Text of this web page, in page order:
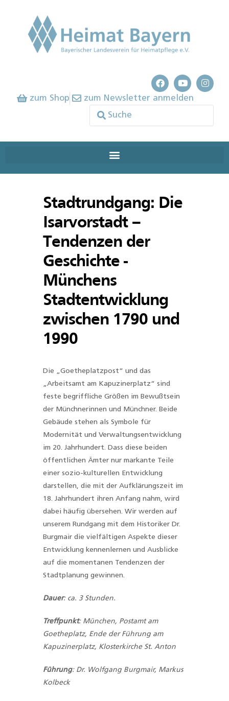
zum Shop zum Newsletter anmelden
Stadtrundgang: Die
Isarvorstadt –
Tendenzen der
Geschichte -
Münchens
Stadtentwicklung
zwischen 1790 und
1990
Die „Goetheplatzpost“ und das
„Arbeitsamt am Kapuzinerplatz“ sind
feste begriffliche Größen im Bewußtsein
der Münchnerinnen und Münchner. Beide
Gebäude stehen als Symbole für
Modernität und Verwaltungsentwicklung
im 20. Jahrhundert. Dass diese beiden
öffentlichen Ämter nur markante Teile
einer sozio-kulturellen Entwicklung
darstellen, die mit der Aufklärungszeit im
18. Jahrhundert ihren Anfang nahm, wird
dabei häufig übersehen. Wir werden auf
unserem Rundgang mit dem Historiker Dr.
Burgmair die vielfältigen Aspekte dieser
Entwicklung kennenlernen und Ausblicke
auf die momentanen Tendenzen der
Stadtplanung gewinnen.
Dauer: ca. 3 Stunden.
Treffpunkt: München, Postamt am
Goetheplatz, Ende der Führung am
Kapuzinerplatz, Klosterkirche St. Anton
Führung: Dr. Wolfgang Burgmair, Markus
Kolbeck